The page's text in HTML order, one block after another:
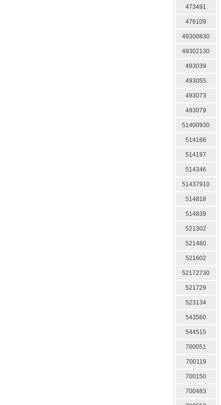
473491
476109
49300830
49302130
493039
493055
493073
493079
51400930
514166
514197
514346
51437910
514818
514839
521302
521480
521602
52172730
521729
523134
543560
544515
700051
700119
700150
700483